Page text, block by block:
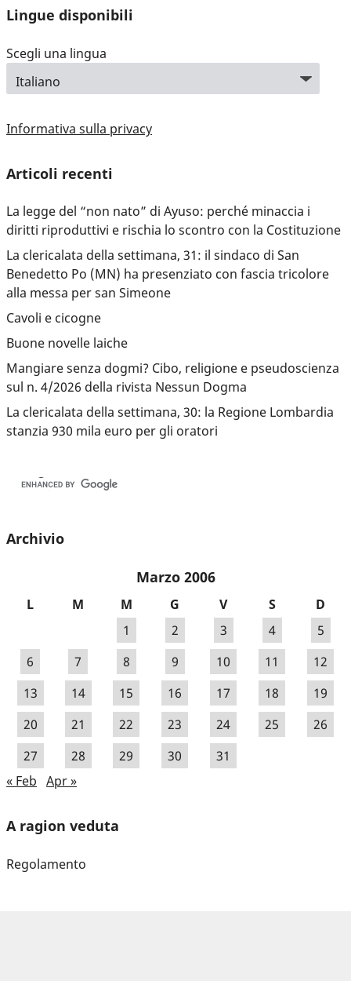
Lingue disponibili
Scegli una lingua
Informativa sulla privacy
Articoli recenti
La legge del “non nato” di Ayuso: perché minaccia i
diritti riproduttivi e rischia lo scontro con la Costituzione
La clericalata della settimana, 31: il sindaco di San
Benedetto Po (MN) ha presenziato con fascia tricolore
alla messa per san Simeone
Cavoli e cicogne
Buone novelle laiche
Mangiare senza dogmi? Cibo, religione e pseudoscienza
sul n. 4/2026 della rivista Nessun Dogma
La clericalata della settimana, 30: la Regione Lombardia
stanzia 930 mila euro per gli oratori
Archivio
Marzo 2006
L M M G V S
D
1
2 3 4
5
6
7 8 9 10 11
12
13
14 15 16 17 18
19
20
21 22 23 24 25
26
27
28 29 30
31
« Feb Apr »
A ragion veduta
Regolamento